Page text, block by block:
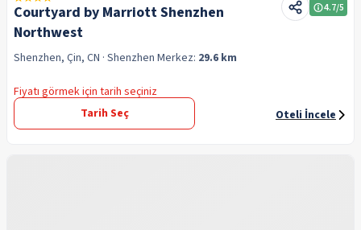
Courtyard by Marriott Shenzhen
Northwest
4.7/5
Shenzhen, Çin, CN · Shenzhen Merkez: 29.6 km
Fiyatı görmek için tarih seçiniz
Tarih Seç
Oteli İncele